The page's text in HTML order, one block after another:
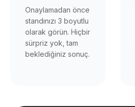
Onaylamadan önce
standınızı 3 boyutlu
olarak görün. Hiçbir
sürpriz yok, tam
beklediğiniz sonuç.